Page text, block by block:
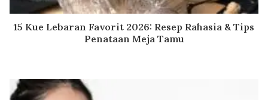
15 Kue Lebaran Favorit 2026: Resep Rahasia & Tips
Penataan Meja Tamu